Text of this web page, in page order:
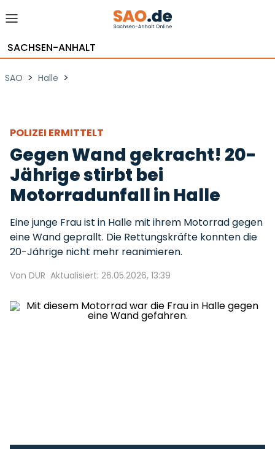
SACHSEN-ANHALT
SAO > Halle >
POLIZEI ERMITTELT
Gegen Wand gekracht! 20-
Jährige stirbt bei
Motorradunfall in Halle
Eine junge Frau ist in Halle mit ihrem Motorrad gegen
eine Wand geprallt. Die Rettungskräfte konnten die
20-Jährige nicht mehr reanimieren.
Von DUR Aktualisiert: 26.05.2026, 13:39